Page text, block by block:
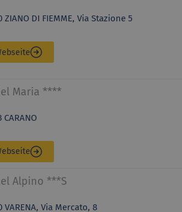
ZIANO DI FIEMME, Via Stazione 5
Maria ****
CARANO
Alpino ***S
VARENA, Via Mercato, 8